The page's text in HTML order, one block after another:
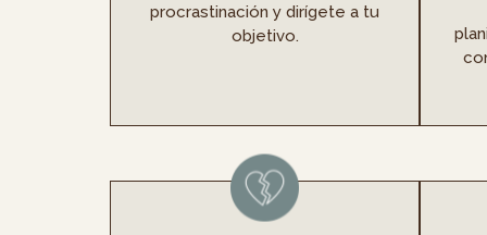
procrastinación y dirígete a tu
objetivo.